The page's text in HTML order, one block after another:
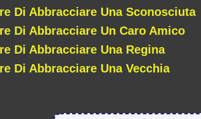
Di Abbracciare Una Sconosciuta
Di Abbracciare Un Caro Amico
Di Abbracciare Una Regina
Di Abbracciare Una Vecchia